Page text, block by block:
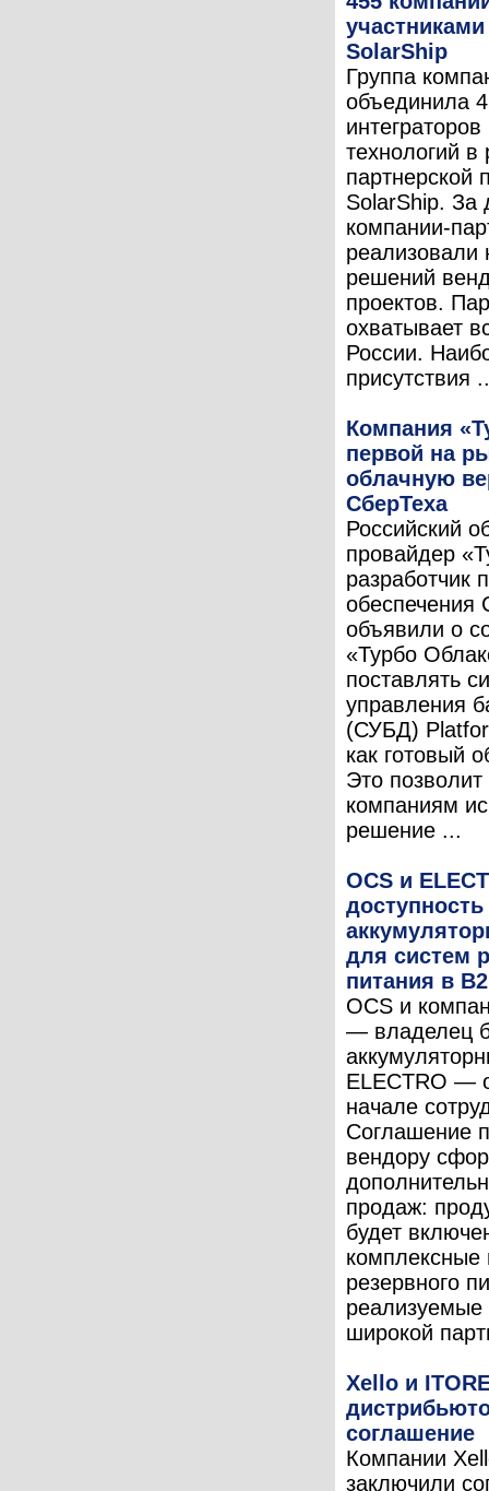
SolarShip
Группа
объединила
технологий в
партнерской
SolarShip. За
компании-
реализовали
решений
проектов.
охватывает
России.
присутствия
Компания
первой на
облачную
СберТеха
Российский
провайдер
разработчик
обеспечения
объявили о
«Турбо
поставлять
управления
(СУБД)
как готовый
Это
компаниям
решение ...
OCS и
доступность
для систем
питания в
OCS и
— владелец
ELECTRO —
начале
Соглашение
вендору
продаж:
будет
комплексные
резервного
реализуемые
широкой
Xello и
соглашение
Компании
заключили